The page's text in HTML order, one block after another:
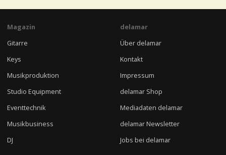
Magazin
Gitarre
Keys
Musikproduktion
Studio Equipment
Eventtechnik
Musikbusiness
DJ
delamar
Über delamar
Kontakt
Impressum
delamar Shop
Mediadaten delamar
delamar Newsletter
Jobs bei delamar